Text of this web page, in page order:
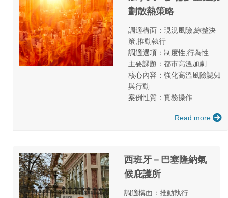
劃散熱策略
調適構面：現況風險,綜整決
策,推動執行
調適選項：制度性,行為性
主要課題：都市高溫加劇
核心內容：強化高溫風險認知
與行動
案例性質：實務操作
Read more
西班牙－巴塞隆納氣
候庇護所
調適構面：推動執行